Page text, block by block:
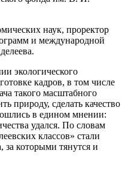
наук, проректор
и международной
экологического
кадров, в том числе
такого масштабного
природу, сделать качество
в едином мнении:
удался. По словам
классов» стали
за которыми тянутся и